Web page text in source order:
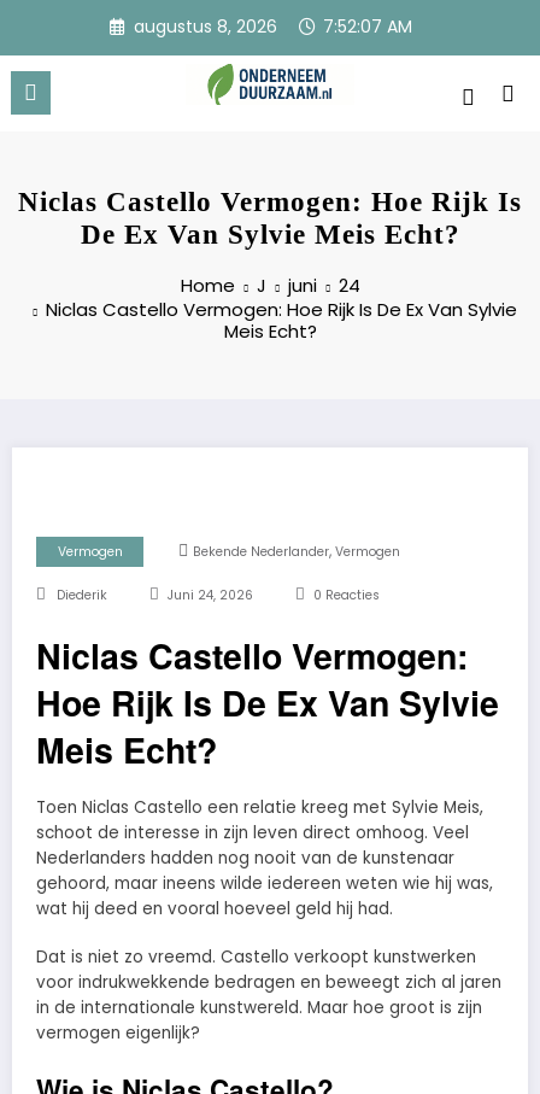
de
augustus 8, 2026 7:52:07 AM
Niclas Castello Vermogen: Hoe Rijk Is
De Ex Van Sylvie Meis Echt?
Home J juni
24
Niclas Castello Vermogen: Hoe Rijk Is De Ex Van Sylvie
Meis Echt?
Vermogen Bekende Nederlander, Vermogen
Diederik Juni 24, 2026 0 Reacties
Niclas Castello Vermogen:
Hoe Rijk Is De Ex Van Sylvie
Meis Echt?
Toen Niclas Castello een relatie kreeg met Sylvie Meis,
schoot de interesse in zijn leven direct omhoog. Veel
Nederlanders hadden nog nooit van de kunstenaar
gehoord, maar ineens wilde iedereen weten wie hij was,
wat hij deed en vooral hoeveel geld hij had.
Dat is niet zo vreemd. Castello verkoopt kunstwerken
voor indrukwekkende bedragen en beweegt zich al jaren
in de internationale kunstwereld. Maar hoe groot is zijn
vermogen eigenlijk?